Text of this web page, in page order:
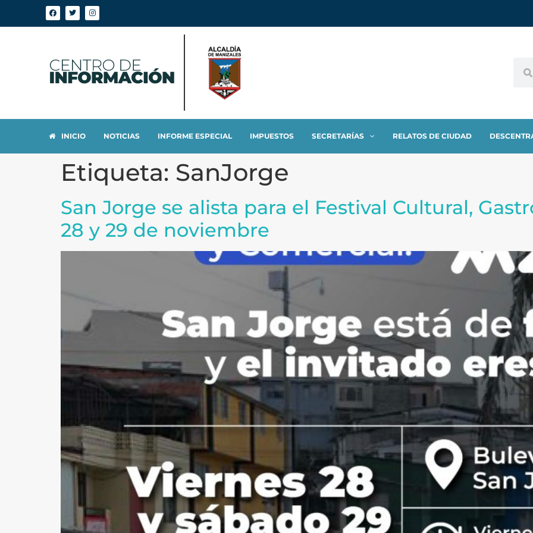
INICIO NOTICIAS INFORME ESPECIAL IMPUESTOS SECRETARÍAS RELATOS DE CIUDAD
Etiqueta: SanJorge
San Jorge se alista para el Festival Cultural,
28 y 29 de noviembre